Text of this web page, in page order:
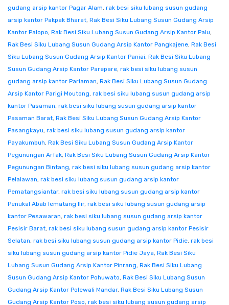
gudang arsip kantor Pagar Alam, rak besi siku lubang susun gudang
arsip kantor Pakpak Bharat, Rak Besi Siku Lubang Susun Gudang Arsip
Kantor Palopo, Rak Besi Siku Lubang Susun Gudang Arsip Kantor Palu,
Rak Besi Siku Lubang Susun Gudang Arsip Kantor Pangkajene, Rak Besi
Siku Lubang Susun Gudang Arsip Kantor Paniai, Rak Besi Siku Lubang
Susun Gudang Arsip Kantor Parepare, rak besi siku lubang susun
gudang arsip kantor Pariaman, Rak Besi Siku Lubang Susun Gudang
Arsip Kantor Parigi Moutong, rak besi siku lubang susun gudang arsip
kantor Pasaman, rak besi siku lubang susun gudang arsip kantor
Pasaman Barat, Rak Besi Siku Lubang Susun Gudang Arsip Kantor
Pasangkayu, rak besi siku lubang susun gudang arsip kantor
Payakumbuh, Rak Besi Siku Lubang Susun Gudang Arsip Kantor
Pegunungan Arfak, Rak Besi Siku Lubang Susun Gudang Arsip Kantor
Pegunungan Bintang, rak besi siku lubang susun gudang arsip kantor
Pelalawan, rak besi siku lubang susun gudang arsip kantor
Pematangsiantar, rak besi siku lubang susun gudang arsip kantor
Penukal Abab lematang Ilir, rak besi siku lubang susun gudang arsip
kantor Pesawaran, rak besi siku lubang susun gudang arsip kantor
Pesisir Barat, rak besi siku lubang susun gudang arsip kantor Pesisir
Selatan, rak besi siku lubang susun gudang arsip kantor Pidie, rak besi
siku lubang susun gudang arsip kantor Pidie Jaya, Rak Besi Siku
Lubang Susun Gudang Arsip Kantor Pinrang, Rak Besi Siku Lubang
Susun Gudang Arsip Kantor Pohuwato, Rak Besi Siku Lubang Susun
Gudang Arsip Kantor Polewali Mandar, Rak Besi Siku Lubang Susun
Gudang Arsip Kantor Poso, rak besi siku lubang susun gudang arsip